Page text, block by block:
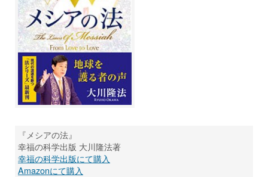
『メシアの法』
幸福の科学出版 大川隆法著
幸福の科学出版にて購入
Amazonにて購入